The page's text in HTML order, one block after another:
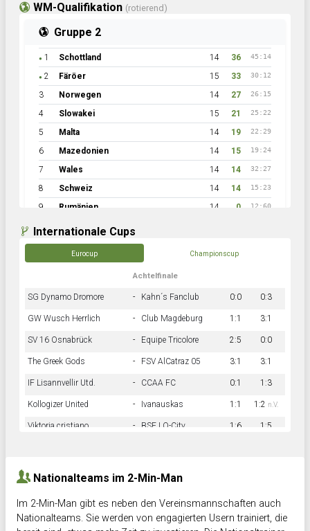
WM-Qualifikation (rotierend)
Gruppe 2
● 1 Schottland 14 36 45:14
● 2 Färöer 15 33 30:12
3 Norwegen 14 27 26:15
4 Slowakei 15 21 25:22
5 Malta 14 19 22:29
6 Mazedonien 14 15 19:24
7 Wales 14 14 32:27
8 Schweiz 14 14 15:23
9 Rumänien 14 0 12:60
Internationale Cups
Eurocup Championscup
Achtelfinale
SG Dynamo Dromore - Kahn´s Fanclub 0:0 0:3
GW Wusch Herrlich - Club Magdeburg 1:1 3:1
SV 16 Osnabrück - Equipe Tricolore 2:5 0:0
The Greek Gods - FSV AlCatraz 05 3:1 3:1
IF Lisannvellir Utd. - CCAA FC 0:1 1:3
Kollogizer United - Ivanauskas 1:1 1:2 n.V.
Viktoria cristiano - BSF LO-City 1:6 1:5
Nationalteams im 2-Min-Man
Im 2-Min-Man gibt es neben den Vereinsmannschaften auch
Nationalteams. Sie werden von engagierten Usern trainiert, die